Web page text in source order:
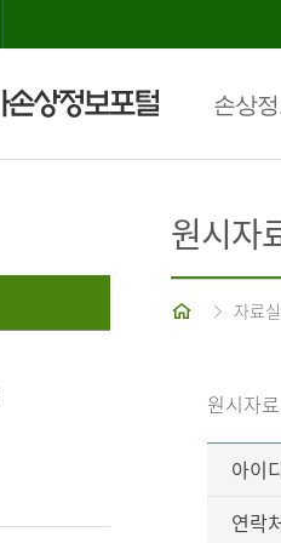
손상
원시자
홈 자료실
원시자
아이
연락